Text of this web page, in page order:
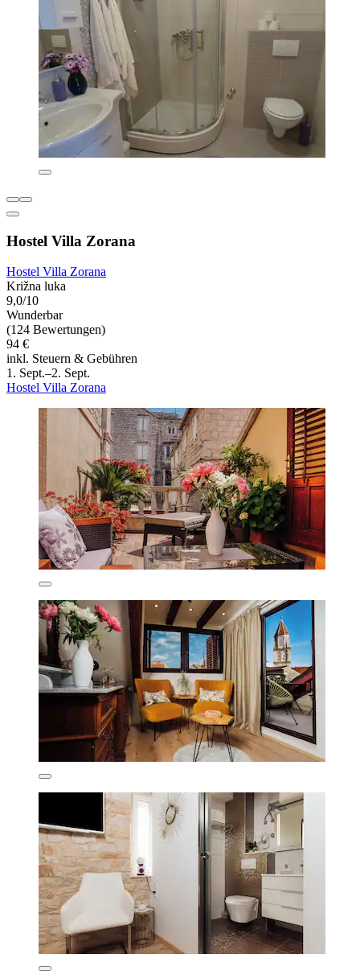
Hostel Villa Zorana
Hostel Villa Zorana
Križna luka
9,0/10
Wunderbar
(124 Bewertungen)
94 €
inkl. Steuern & Gebühren
1. Sept.–2. Sept.
Hostel Villa Zorana